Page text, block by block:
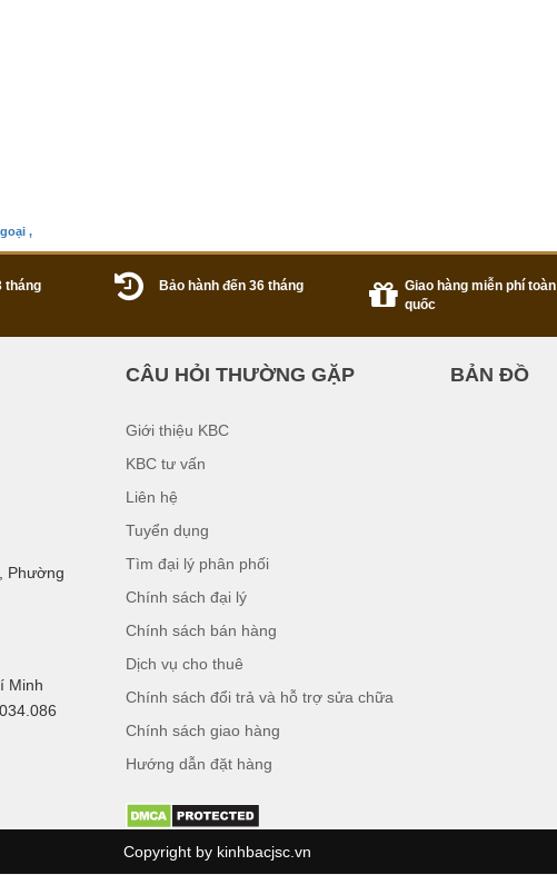
,
tháng Bảo hành đến 36 tháng
Giao hàng miễn phí toàn
quốc
Phường
Minh
CÂU HỎI THƯỜNG GẶP
Giới thiệu KBC
KBC tư vấn
Liên hệ
Tuyển dụng
Tìm đại lý phân phối
Chính sách đại lý
Chính sách bán hàng
Dịch vụ cho thuê
Chính sách đổi trả và hỗ trợ sửa chữa
Chính sách giao hàng
Hướng dẫn đặt hàng
BẢN ĐỒ
Copyright by kinhbacjsc.vn